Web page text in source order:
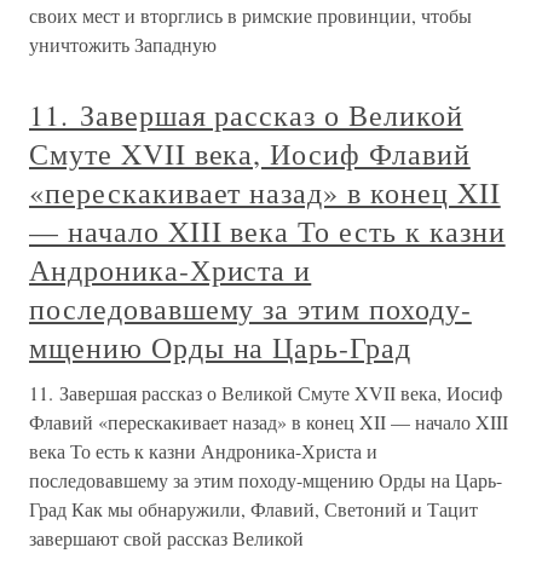
своих мест и вторглись в римские провинции, чтобы
уничтожить Западную
11. Завершая рассказ о Великой
Смуте XVII века, Иосиф Флавий
«перескакивает назад» в конец XII
— начало XIII века То есть к казни
Андроника-Христа и
последовавшему за этим походу-
мщению Орды на Царь-Град
11. Завершая рассказ о Великой Смуте XVII века, Иосиф
Флавий «перескакивает назад» в конец XII — начало XIII
века То есть к казни Андроника-Христа и
последовавшему за этим походу-мщению Орды на Царь-
Град Как мы обнаружили, Флавий, Светоний и Тацит
завершают свой рассказ Великой